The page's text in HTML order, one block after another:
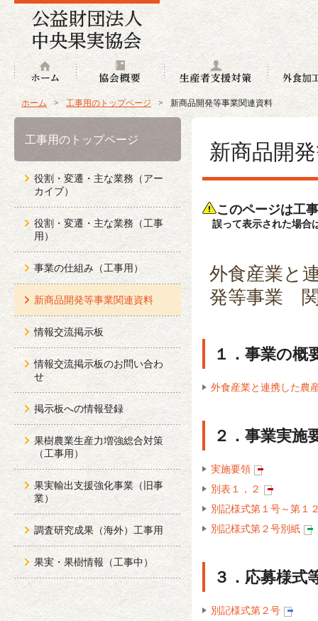
ホーム > 工事用のトップページ > 新商品開発等事業関連資料
工事用のトップページ
役割・変遷・主な業務（アー
カイブ）
役割・変遷・主な業務（工事
用）
事業の仕組み（工事用）
新商品開発等事業関連資料
情報交流掲示板
情報交流掲示板のお問い合わ
せ
掲示板への情報登録
果樹農業生産力増強総合対策
（工事用）
果実輸出支援強化事業（旧事
業）
調査研究成果（海外）工事用
果実・果樹情報（工事中）
新商品開
このページは工
誤って表示された場合
外食産業と
発等事業
１．事業の概
外食産業と連携した農
２．事業実施
実施要領
別表１，２
別記様式第１号～第１
別記様式第２号別紙
３．応募様式
別記様式第２号